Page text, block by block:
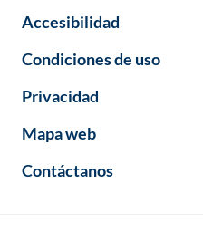
Accesibilidad
Condiciones de uso
Privacidad
Mapa web
Contáctanos